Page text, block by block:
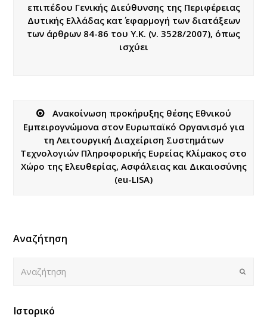
επιπέδου Γενικής Διεύθυνσης της Περιφέρειας
Δυτικής Ελλάδας κατ΄ εφαρμογή των διατάξεων
των άρθρων 84-86 του Υ.Κ. (ν. 3528/2007), όπως
ισχύει
Ανακοίνωση προκήρυξης θέσης Εθνικού
Εμπειρογνώμονα στον Ευρωπαϊκό Οργανισμό για
τη Λειτουργική Διαχείριση Συστημάτων
Τεχνολογιών Πληροφορικής Ευρείας Κλίμακος στο
Χώρο της Ελευθερίας, Ασφάλειας και Δικαιοσύνης
(eu-LISA)
Αναζήτηση
Submit
Ιστορικό